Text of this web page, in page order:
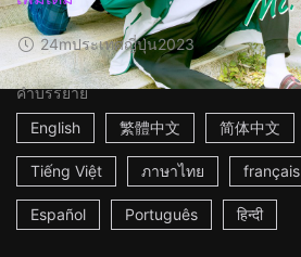
24mประเทศญี่ปุ่น2023
คำบรรยาย
English
繁體中文 简体中文
Tiếng Việt ภาษาไทย français
Español Português हिन्दी